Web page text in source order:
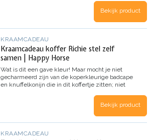
Let op:
brievenbuspakketjes versturen we met GLS en
kunnen niet naar een afhaalpunt worden
verstuurd. Dit knuffeldoekje is helaas
knuffeldoek met naam.
Bekijk product
KRAAMCADEAU
Kraamcadeau koffer Richie stel zelf
samen | Happy Horse
Wat is dit een gave kleur! Maar mocht je niet
gecharmeerd zijn van de koperkleurige badcape
en knuffelkonijn die in dit koffertje zitten; niet
Kies zelf de
kleur van de badcape, het Happy Horse
knuffelkonijn en van het koffertje. De naam van
het kindje borduren we op de badcape en op het
oor van het konijn. Ga je voor het stoere, sierlijke
of eigenwijze lettertype? Optioneel kunnen we
Bekijk product
KRAAMCADEAU